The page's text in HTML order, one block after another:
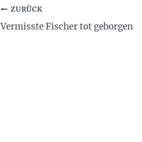
Beitragsnavigation
ZURÜCK
Vermisste Fischer tot geborgen